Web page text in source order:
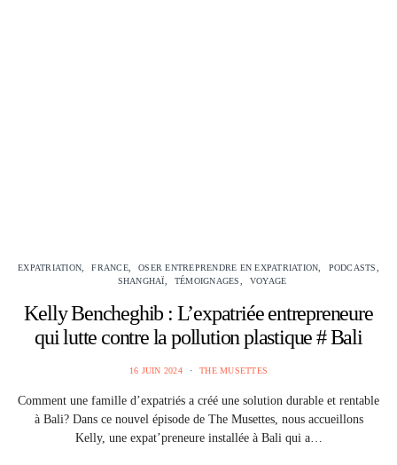
EXPATRIATION FRANCE OSER ENTREPRENDRE EN EXPATRIATION
PODCASTS
SHANGHAÏ
TÉMOIGNAGES VOYAGE
Kelly Bencheghib : L’expatriée entrepreneure
qui lutte contre la pollution plastique # Bali
16 JUIN 2024 THE MUSETTES
Comment une famille d’expatriés a créé une solution durable et rentable
à Bali? Dans ce nouvel épisode de The Musettes, nous accueillons
Kelly, une expat’preneure installée à Bali qui a…